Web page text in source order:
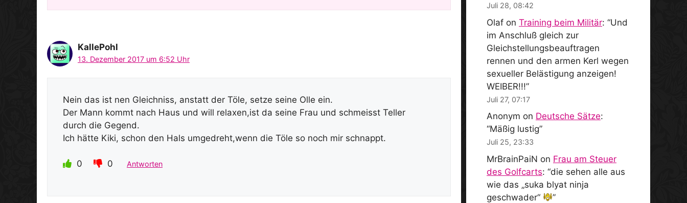
KallePohl
13. Dezember 2017 um 6:52 Uhr
Nein das ist nen Gleichniss, anstatt der Töle, setze seine Olle ein.
Der Mann kommt nach Haus und will relaxen,ist da seine Frau und schmeisst Teller
durch die Gegend.
Ich hätte Kiki, schon den Hals umgedreht,wenn die Töle so noch mir schnappt.
0 0 Antworten
Juli 28, 08:42
Olaf on Training beim Militär: “Und
im Anschluß gleich zur
Gleichstellungsbeauftragen
rennen und den armen Kerl wegen
sexueller Belästigung anzeigen!
WEIBER!!!”
Juli 27, 07:17
Anonym on Deutsche Sätze:
“Mäßig lustig”
Juli 25, 23:33
MrBrainPaiN on Frau am Steuer
des Golfcarts: “die sehen alle aus
wie das „suka blyat ninja
geschwader“
”